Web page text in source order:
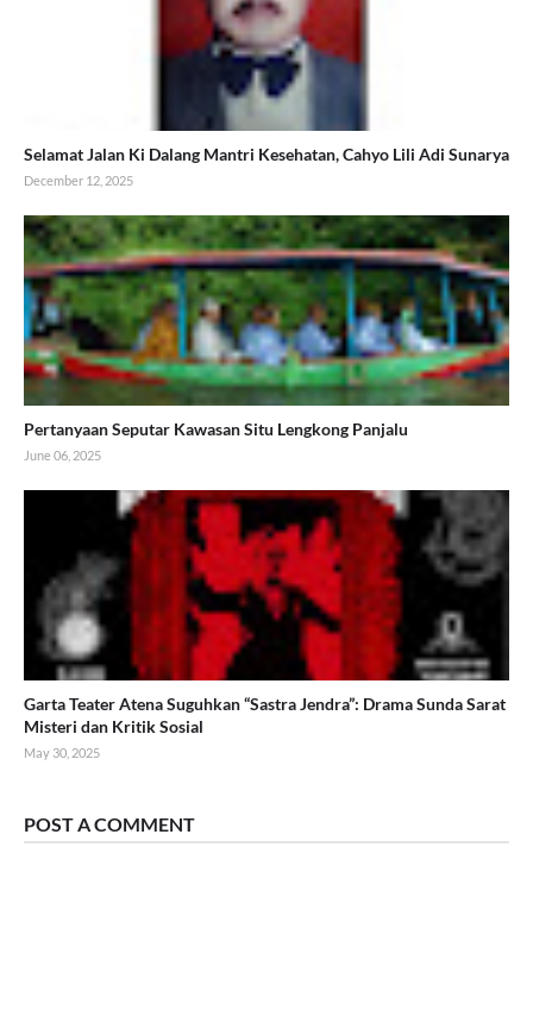
Selamat Jalan Ki Dalang Mantri Kesehatan, Cahyo Lili Adi Sunarya
December 12, 2025
Pertanyaan Seputar Kawasan Situ Lengkong Panjalu
June 06, 2025
Garta Teater Atena Suguhkan “Sastra Jendra”: Drama Sunda Sarat
Misteri dan Kritik Sosial
May 30, 2025
POST A COMMENT